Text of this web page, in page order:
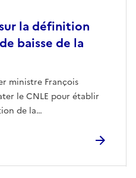
la définition
baisse de la
ministre François
le CNLE pour établir
de la…